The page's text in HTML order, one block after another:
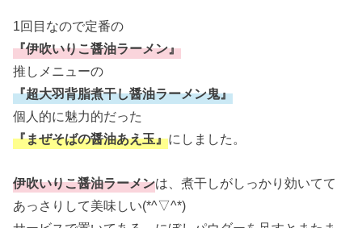
1回目なので定番の
『伊吹いりこ醤油ラーメン』
推しメニューの
『超大羽背脂煮干し醤油ラーメン鬼』
個人的に魅力的だった
『まぜそばの醤油あえ玉』にしました。
伊吹いりこ醤油ラーメンは、煮干しがしっかり効いてて
あっさりして美味しい(*^▽^*)